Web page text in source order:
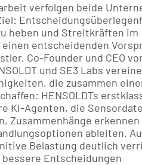
verfolgen beide
heben und Streitkräften im
entscheidenden
Co-Founder und CEO
und SE3 Labs
die zusammen
HENSOLDTs
KI-Agenten, die
Zusammenhänge erkennen
ableiten.
Belastung deutlich
Entscheidungen